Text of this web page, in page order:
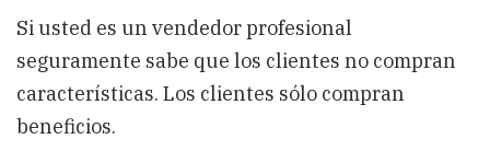
Si usted es un vendedor profesional
seguramente sabe que los clientes no compran
características. Los clientes sólo compran
beneficios.